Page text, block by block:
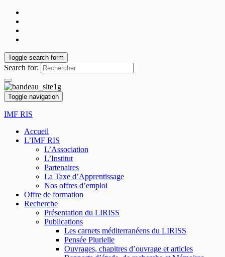
Toggle search form
Search for:
Toggle navigation
IMF RIS
Accueil
L’IMF RIS
L’Association
L’Institut
Partenaires
La Taxe d’Apprentissage
Nos offres d’emploi
Offre de formation
Recherche
Présentation du LIRISS
Publications
Les carnets méditerranéens du LIRISS
Pensée Plurielle
Ouvrages, chapitres d’ouvrage et articles